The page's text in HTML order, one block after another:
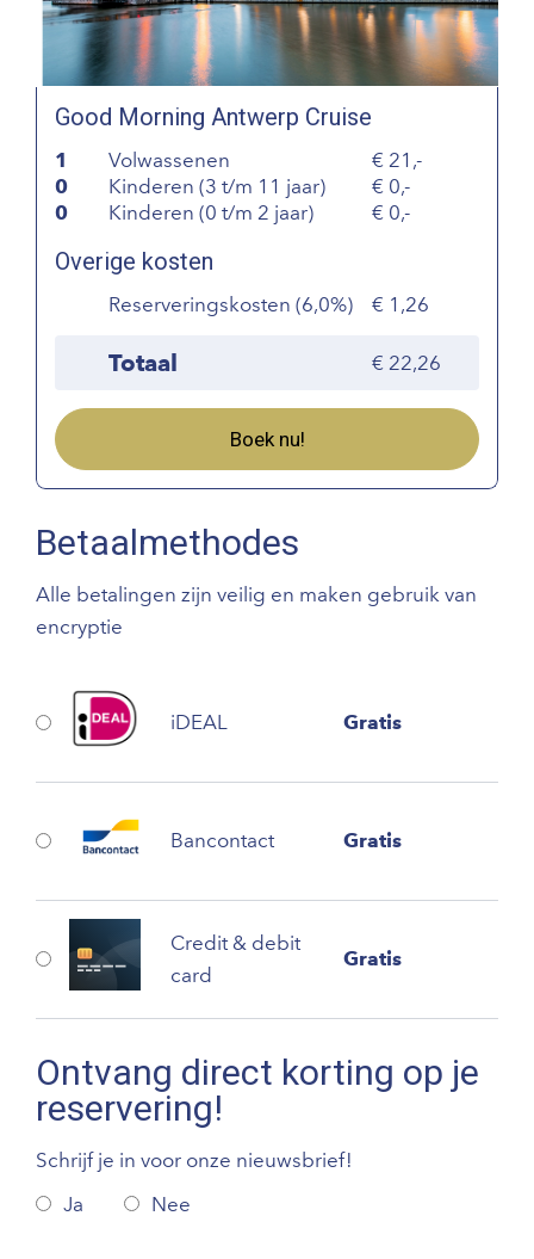
Good Morning Antwerp Cruise
1 Volwassenen
21,-
0
Kinderen (3 t/m 11 jaar)
0,-
0
Kinderen (0 t/m 2 jaar) 0,-
Overige kosten
Reserveringskosten (6,0%) 1,26
Totaal 22,26
Boek nu!
Betaalmethodes
Alle betalingen zijn veilig en maken gebruik van
encryptie
iDEAL Gratis
Bancontact Gratis
Credit & debit
card
Gratis
Ontvang direct korting op je
reservering!
Schrijf je in voor onze nieuwsbrief!
Ja
Nee